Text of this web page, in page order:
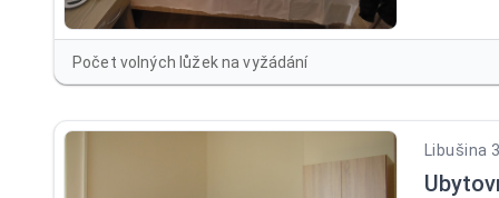
LCD TV.
lůžkoviny.
Počet volných lůžek na vyžádání
Libušina